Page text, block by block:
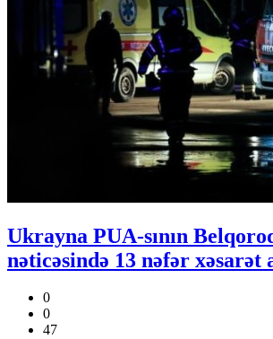
Ukrayna PUA-sının
nəticəsində 13 nəfər xəsarət
0
0
47